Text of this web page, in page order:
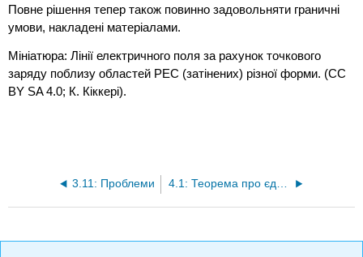
Повне рішення тепер також повинно задовольняти граничні
умови, накладені матеріалами.
Мініатюра: Лінії електричного поля за рахунок точкового
заряду поблизу областей PEC (затінених) різної форми. (CC
BY SA 4.0; К. Кіккері).
3.11: Проблеми 4.1: Теорема про єдиність